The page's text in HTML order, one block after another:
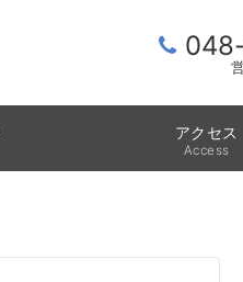
アクセス
Access